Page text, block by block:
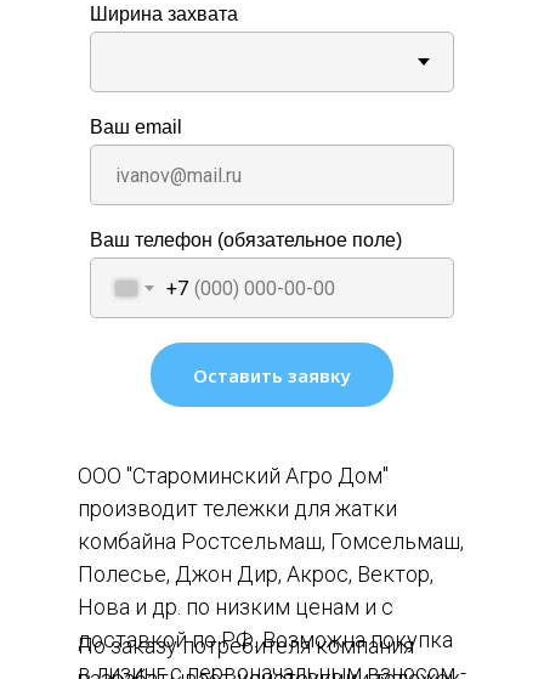
Ширина захвата
Ваш email
Ваш телефон (обязательное поле)
+7
Оставить заявку
По заказу потребителя компания
ООО "Староминский Агро Дом"
производит тележки для жатки
комбайна Ростсельмаш, Гомсельмаш,
Полесье, Джон Дир, Акрос, Вектор,
Нова и др. по низким ценам и с
доставкой по РФ. Возможна покупка
в лизинг с первоначальным взносом -